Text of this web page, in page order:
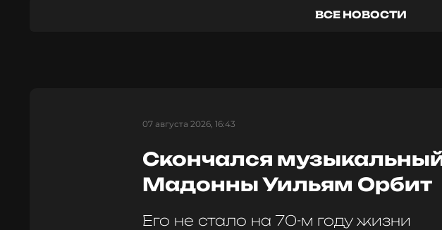
ВСЕ НОВОСТИ
07 августа 2026, 16:43
Скончался
Мадонны Уильям Орбит
Его не стало на 70-м году жизни